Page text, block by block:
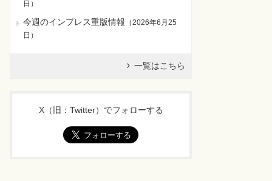
日 ）
今週のインプレス重版情報 （2026年6月25
日 ）
一覧はこちら
X（旧：Twitter）でフォローする